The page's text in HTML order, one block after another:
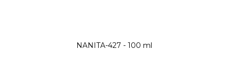
NANITA-427 - 100 ml